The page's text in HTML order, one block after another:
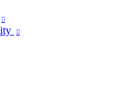

